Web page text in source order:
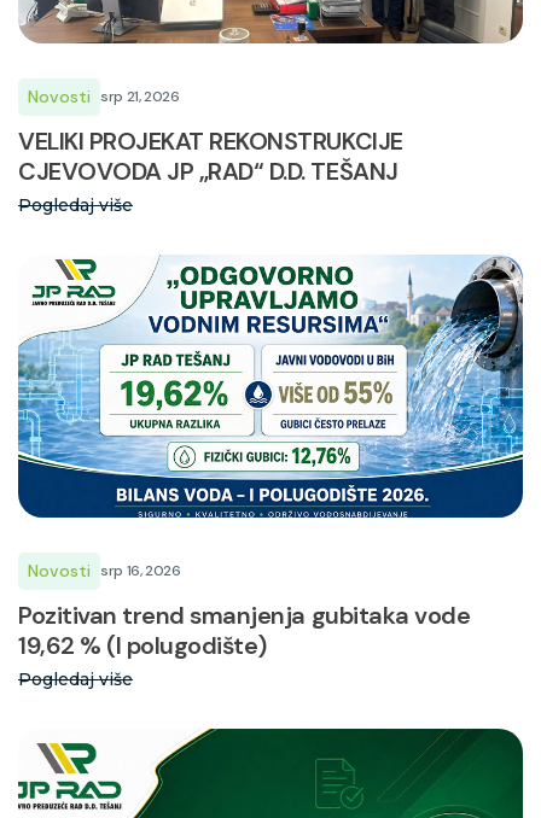
Novosti srp 21, 2026
VELIKI PROJEKAT REKONSTRUKCIJE
CJEVOVODA JP „RAD“ D.D. TEŠANJ
Pogledaj više
Novosti srp 16, 2026
Pozitivan trend smanjenja gubitaka vode
19,62 % (I polugodište)
Pogledaj više